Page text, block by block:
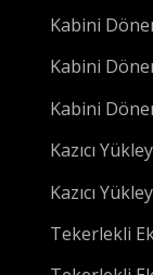
Kabini
Kabini
Kabini
Kazıcı
Kazıcı
Tekerlekli